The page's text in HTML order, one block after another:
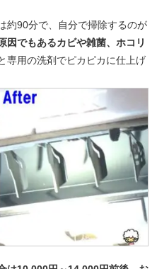
約90分で、自分で掃除するのが
因でもあるカビや雑菌、ホコリ
専用の洗剤でピカピカに仕上げ